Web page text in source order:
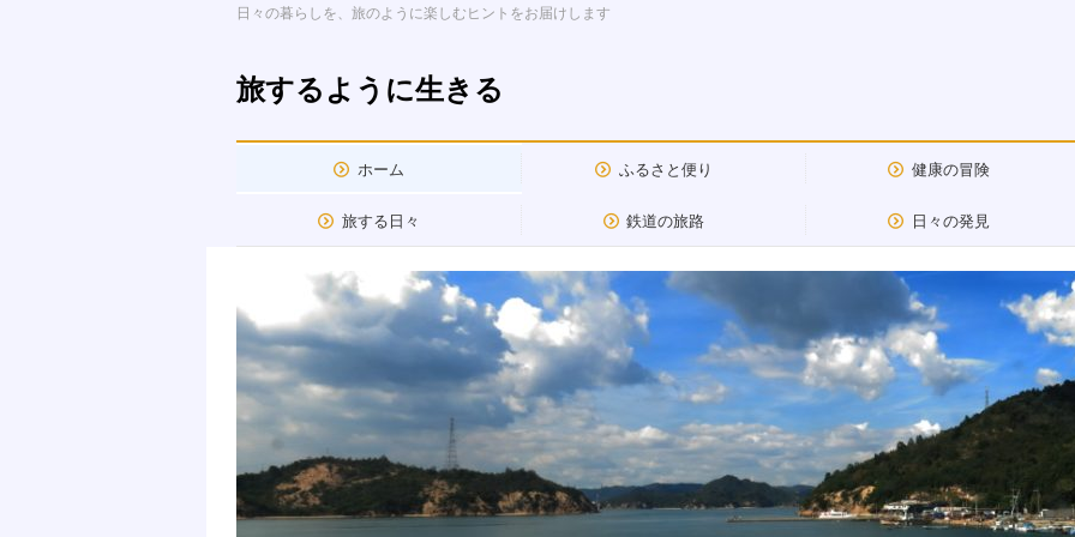
日々の暮らしを、旅のように楽しむヒントをお届けします
旅するように生きる
ホーム ふるさと便り 健康の冒険
旅する日々 鉄道の旅路 日々の発見